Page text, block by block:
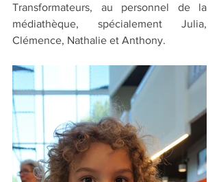
Transformateurs, au personnel de la
médiathèque, spécialement Julia,
Clémence, Nathalie et Anthony.